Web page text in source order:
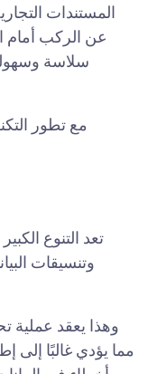
المستندات
عن الركب أمام
سلاسة
تعد التنوع
وتنسيقات
وهذا يعقد عملية
مما يؤدي غالبًا إلى